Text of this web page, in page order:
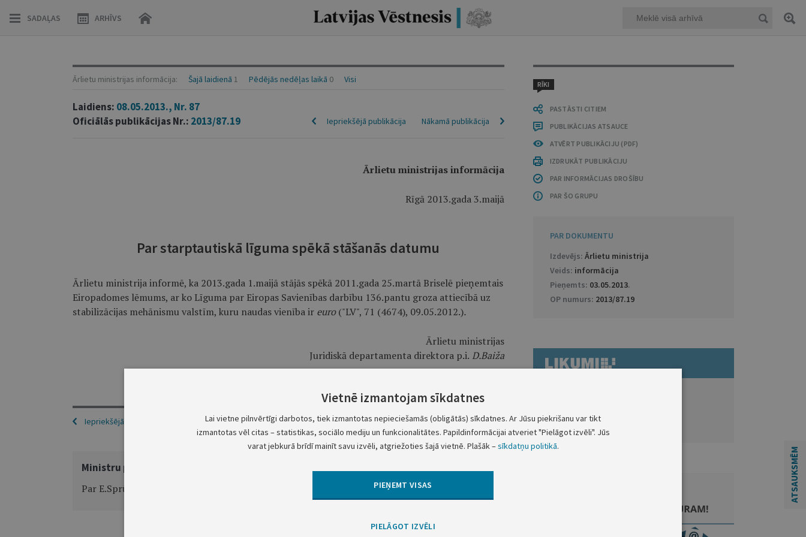
SADAĻAS ARHĪVS
RĪKI
PASTĀSTI CITIEM
PUBLIKĀCIJAS ATSAUCE
ATVĒRT PUBLIKĀCIJU (PDF)
IZDRUKĀT PUBLIKĀCIJU
PAR INFORMĀCIJAS DROŠĪBU
PAR ŠO GRUPU
PAR DOKUMENTU
Izdevējs: Ārlietu ministrija
Veids: informācija
Pieņemts: 03.05.2013.
OP numurs: 2013/87.19
Saistītie dokumenti
Ārlietu ministrijas informācija: Šajā laidienā 1 Pēdējās nedēļas laikā 0 Visi
Laidiens: 08.05.2013., Nr. 87
Oficiālās publikācijas Nr.: 2013/87.19 Nākamā publikācija
Iepriekšējā publikācija
Ārlietu ministrijas informācija
Rīgā 2013.gada 3.maijā
Par starptautiskā līguma spēkā stāšanās datumu
Ārlietu ministrija informē, ka 2013.gada 1.maijā stājās spēkā 2011.gada 25.martā Briselē pieņemtais
Eiropadomes lēmums, ar ko Līguma par Eiropas Savienības darbību 136.pantu groza attiecībā uz
stabilizācijas mehānismu valstīm, kuru naudas vienība ir euro("LV", 71 (4674), 09.05.2012.).
Ārlietu ministrijas
Juridiskā departamenta direktora p.i. D.Baiža
Iepriekšējā Nākamā
Ministru prezidenta rīkojums Nr.158
Par E.Sprūdža komandējumu
Skatīt visus oficiālos paziņojumus šajā
grupā
ATSAUKSMĒM
Vietnē izmantojam sīkdatnes
Lai vietne pilnvērtīgi darbotos, tiek izmantotas nepieciešamās (obligātās) sīkdatnes. Ar Jūsu piekrišanu var tikt
izmantotas vēl citas – statistikas, sociālo mediju un funkcionalitātes. Papildinformācijai atveriet "Pielāgot izvēli". Jūs
varat jebkurā brīdī mainīt savu izvēli, atgriežoties šajā vietnē. Plašāk –sīkdatņu politikā.
PIEŅEMT VISAS
PIELĀGOT IZVĒLI